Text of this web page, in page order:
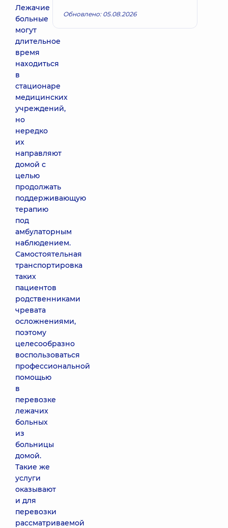
Лежачие
больные
могут
длительное
время
находиться
в
стационаре
медицинских
учреждений,
но
нередко
их
направляют
домой с
целью
продолжать
поддерживающую
терапию
под
амбулаторным
наблюдением.
Самостоятельная
транспортировка
таких
пациентов
родственниками
чревата
осложнениями,
поэтому
целесообразно
воспользоваться
профессиональной
помощью
в
перевозке
лежачих
больных
из
больницы
домой.
Такие же
услуги
оказывают
и для
перевозки
рассматриваемой
Обновлено: 05.08.2026